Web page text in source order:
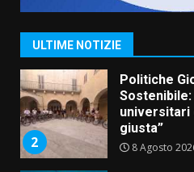
ULTIME NOTIZIE
1
grande
2
Politiche
universitari
giusta”
8 Agosto